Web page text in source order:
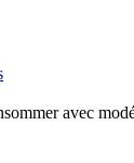
avec